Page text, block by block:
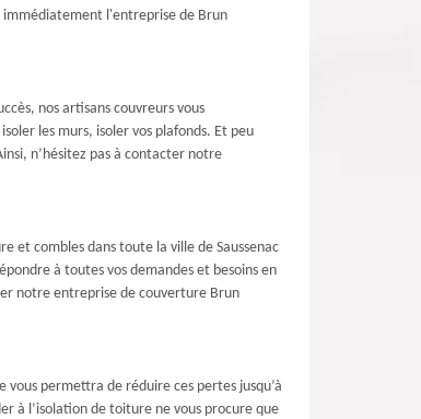
immédiatement l'entreprise de Brun
nos artisans couvreurs vous
les murs, isoler vos plafonds. Et peu
n’hésitez pas à contacter notre
et combles dans toute la ville de Saussenac
à toutes vos demandes et besoins en
notre entreprise de couverture Brun
permettra de réduire ces pertes jusqu’à
à l’isolation de toiture ne vous procure que